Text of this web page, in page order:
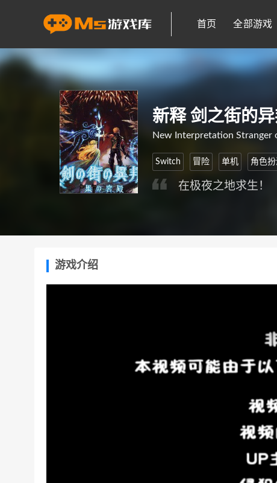
首页 全部游戏
新释 剑之街的
New Interpretation Stranger
Switch 冒险 单机 角色扮
在极夜之地求生！
游戏介绍